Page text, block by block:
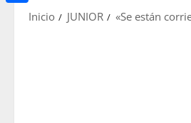
Inicio JUNIOR «Se están
Compartir